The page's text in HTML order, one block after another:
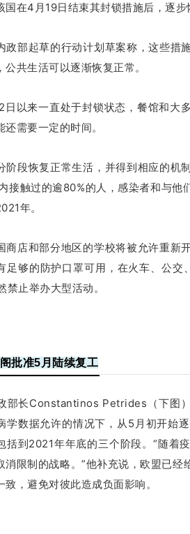
国在4月19日结束其封锁措施后，逐步
政部起草的行动计划草案称，这些措
共生活可以逐渐恢复正常。
以来一直处于封锁状态，餐馆和大
需要一定的时间。
阶段恢复正常生活，并得到相应的机
接触过的逾80%的人，感染者和与他
年。
商店和部分地区的学校将被允许重新
足够的防护口罩可用，在火车、公交
禁止举办大型活动。
批准5月陆续复工
部长Constantinos Petrides（下图
学数据允许的情况下，从5月初开始
括到2021年年底的三个阶段。“随着
消限制的战略。”他补充说，欧盟已
致，避免对彼此造成负面影响。